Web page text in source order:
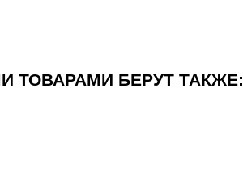
ТОВАРАМИ БЕРУТ ТАКЖЕ: